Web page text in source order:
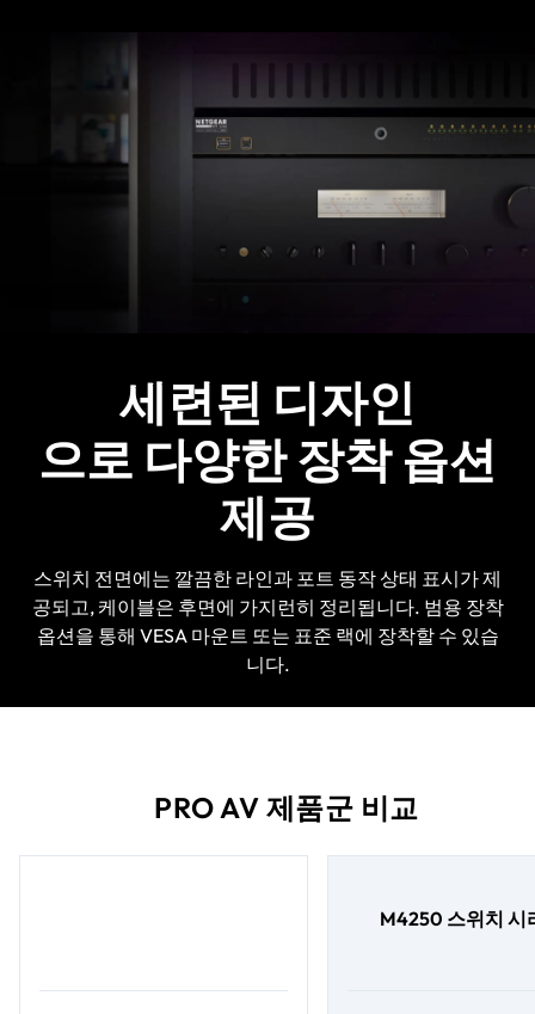
세련된 디자인
으로 다양한 장착 옵션
제공
스위치 전면에는 깔끔한 라인과 포트 동작 상태 표시가 제
공되고, 케이블은 후면에 가지런히 정리됩니다. 범용 장착
옵션을 통해 VESA 마운트 또는 표준 랙에 장착할 수 있습
니다.
PRO AV 제품군 비교
M4250 스위치 시